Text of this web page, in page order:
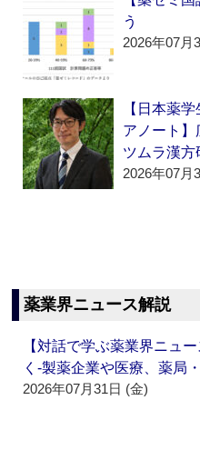
う
2026年07月
【日本薬
アノート
ツムラ漢
2026年07月
薬業界ニュース解説
【対話で学ぶ薬業界ニュ
く‐製薬企業や医療、薬局
2026年07月31日 (金)